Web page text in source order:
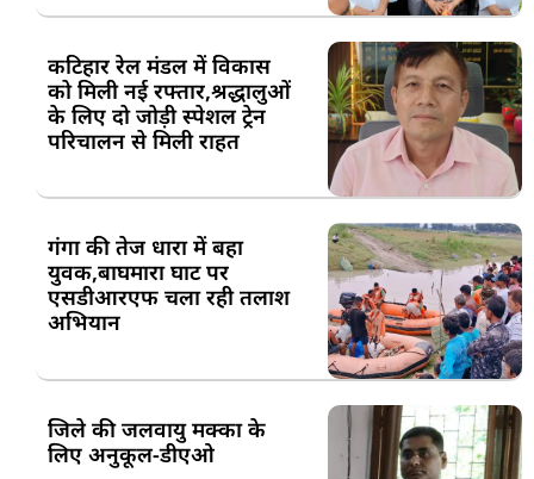
कटिहार रेल मंडल में विकास
को मिली नई रफ्तार,श्रद्धालुओं
के लिए दो जोड़ी स्पेशल ट्रेन
परिचालन से मिली राहत
गंगा की तेज धारा में बहा
युवक,बाघमारा घाट पर
एसडीआरएफ चला रही तलाश
अभियान
जिले की जलवायु मक्का के
लिए अनुकूल-डीएओ